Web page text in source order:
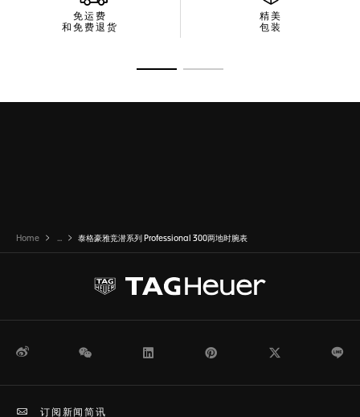
免运费
和免费退货
精美
包装
Home ... 泰格豪雅竞潜系列 Professional 300两地时腕表
微博 WeChat Pinterest
订阅新闻简讯